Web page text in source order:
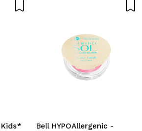
Kids*
Bell HYPOAllergenic -